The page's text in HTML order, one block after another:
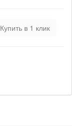
Купить в 1 клик